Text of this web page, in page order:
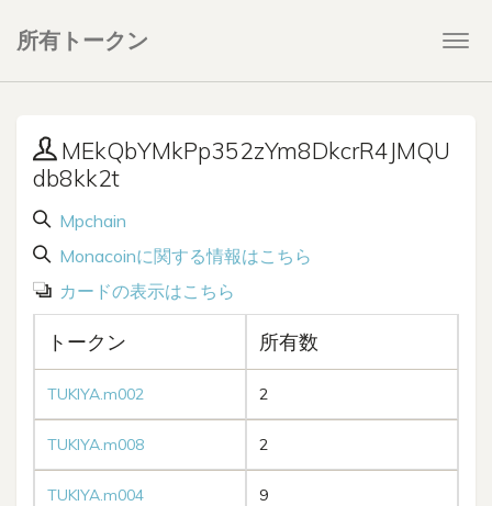
所有トークン
MEkQbYMkPp352zYm8DkcrR4JMQU
db8kk2t
Mpchain
Monacoinに関する情報はこちら
カードの表示はこちら
トークン 所有数
TUKIYA.m002 2
TUKIYA.m008 2
TUKIYA.m004 9